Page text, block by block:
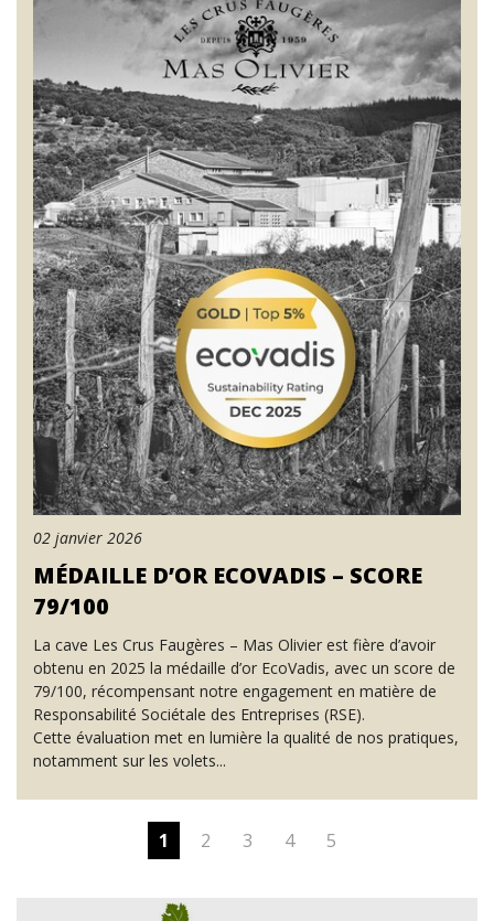
02 janvier 2026
MÉDAILLE D’OR ECOVADIS – SCORE
79/100
La cave Les Crus Faugères – Mas Olivier est fière d’avoir
obtenu en 2025 la médaille d’or EcoVadis, avec un score de
79/100, récompensant notre engagement en matière de
Responsabilité Sociétale des Entreprises (RSE).
Cette évaluation met en lumière la qualité de nos pratiques,
notamment sur les volets...
1 2 3 4 5